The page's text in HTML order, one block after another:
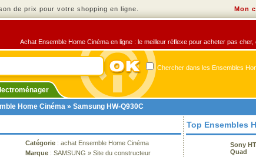
de prix pour votre shopping en ligne. Mon
Achat Ensemble Home Cinéma en ligne : le meilleur réflexe pour acheter pas
Chercher dans les Ensembles
Home Cinéma » Samsung HW-Q930C
Catégorie : achat Ensemble Home Cinéma
Marque : SAMSUNG » Site du constructeur
Top Ensembles
Sony
Quad